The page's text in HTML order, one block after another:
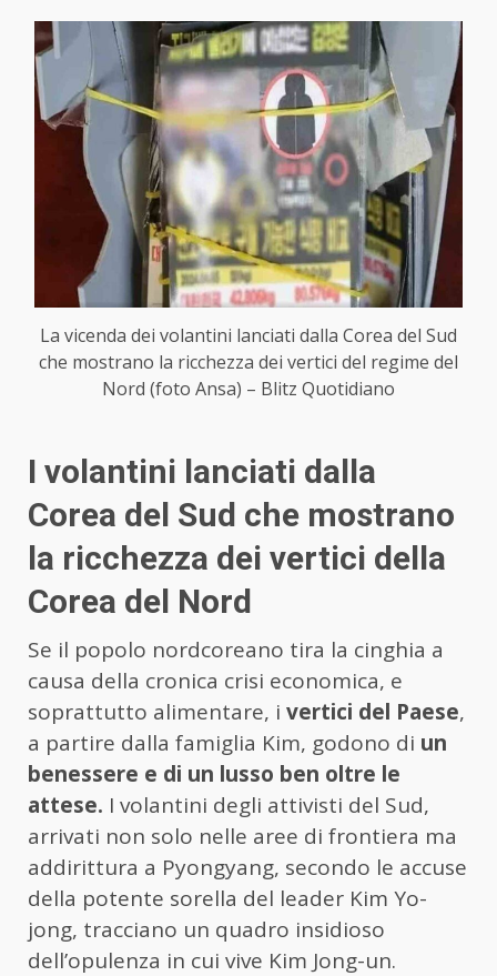
La vicenda dei volantini lanciati dalla Corea del Sud
che mostrano la ricchezza dei vertici del regime del
Nord (foto Ansa) – Blitz Quotidiano
I volantini lanciati dalla
Corea del Sud che mostrano
la ricchezza dei vertici della
Corea del Nord
Se il popolo nordcoreano tira la cinghia a
causa della cronica crisi economica, e
soprattutto alimentare, i vertici del Paese,
a partire dalla famiglia Kim, godono di un
benessere e di un lusso ben oltre le
attese. I volantini degli attivisti del Sud,
arrivati non solo nelle aree di frontiera ma
addirittura a Pyongyang, secondo le accuse
della potente sorella del leader Kim Yo-
jong, tracciano un quadro insidioso
dell’opulenza in cui vive Kim Jong-un.